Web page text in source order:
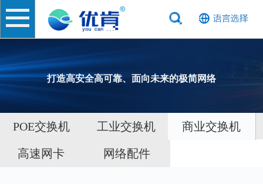
打造高安全高可靠、面向未来的极简网络
POE交换机 工业交换机 商业交换机
高速网卡 网络配件